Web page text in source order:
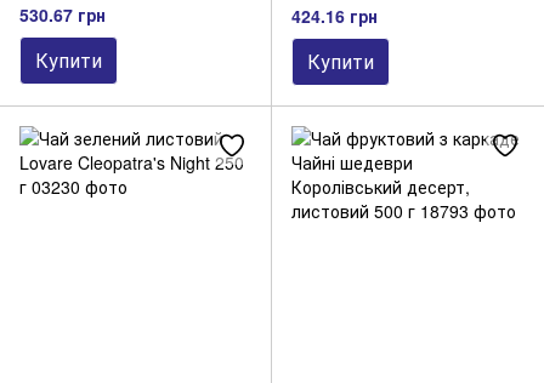
530.67 грн
Купити
424.16 грн
Купити